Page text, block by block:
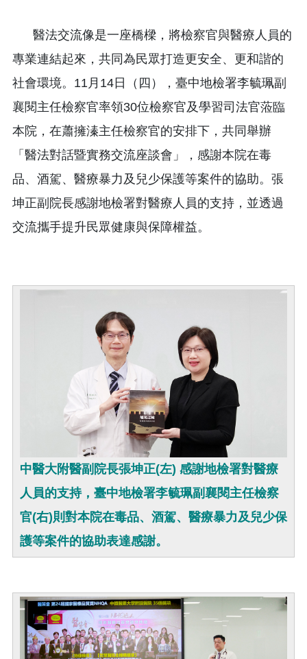
醫法交流像是一座橋樑，將檢察官與醫療人員的
專業連結起來，共同為民眾打造更安全、更和諧的
社會環境。11月14日（四），臺中地檢署李毓珮副
襄閱主任檢察官率領30位檢察官及學習司法官蒞臨
本院，在蕭擁溱主任檢察官的安排下，共同舉辦
「醫法對話暨實務交流座談會」，感謝本院在毒
品、酒駕、醫療暴力及兒少保護等案件的協助。張
坤正副院長感謝地檢署對醫療人員的支持，並透過
交流攜手提升民眾健康與保障權益。
中醫大附醫副院長張坤正(左) 感謝地檢署對醫療
人員的支持，臺中地檢署李毓珮副襄閱主任檢察
官(右)則對本院在毒品、酒駕、醫療暴力及兒少保
護等案件的協助表達感謝。